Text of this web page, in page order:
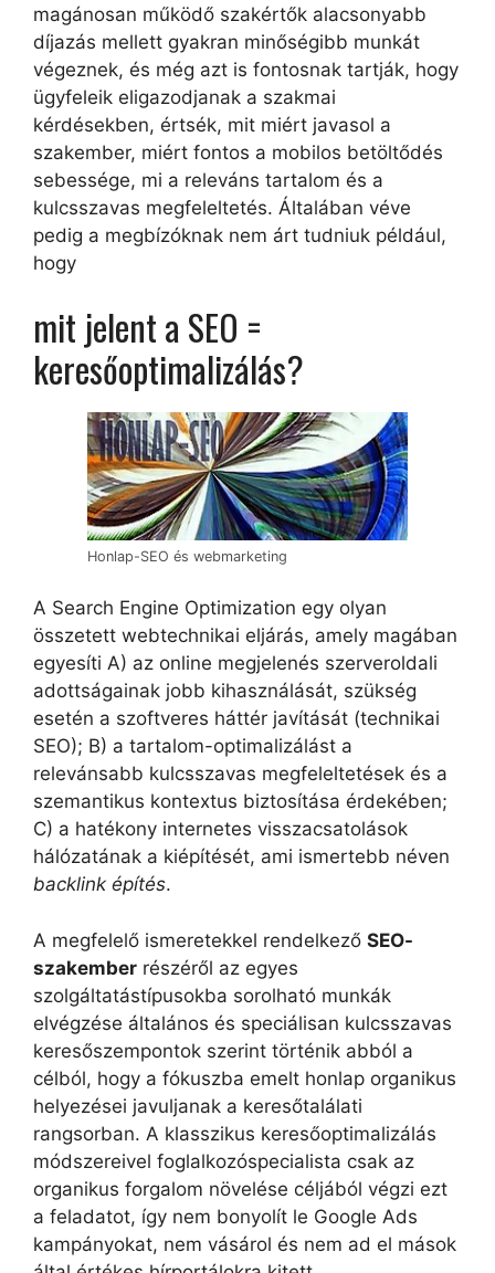
magánosan működő szakértők alacsonyabb
díjazás mellett gyakran minőségibb munkát
végeznek, és még azt is fontosnak tartják, hogy
ügyfeleik eligazodjanak a szakmai
kérdésekben, értsék, mit miért javasol a
szakember, miért fontos a mobilos betöltődés
sebessége, mi a releváns tartalom és a
kulcsszavas megfeleltetés. Általában véve
pedig a megbízóknak nem árt tudniuk például,
hogy
mit jelent a SEO =
keresőoptimalizálás?
Honlap-SEO és webmarketing
A Search Engine Optimization egy olyan
összetett webtechnikai eljárás, amely magában
egyesíti A) az online megjelenés szerveroldali
adottságainak jobb kihasználását, szükség
esetén a szoftveres háttér javítását (technikai
SEO); B) a tartalom-optimalizálást a
relevánsabb kulcsszavas megfeleltetések és a
szemantikus kontextus biztosítása érdekében;
C) a hatékony internetes visszacsatolások
hálózatának a kiépítését, ami ismertebb néven
backlink építés.
A megfelelő ismeretekkel rendelkező SEO-
szakember részéről az egyes
szolgáltatástípusokba sorolható munkák
elvégzése általános és speciálisan kulcsszavas
keresőszempontok szerint történik abból a
célból, hogy a fókuszba emelt honlap organikus
helyezései javuljanak a keresőtalálati
rangsorban. A klasszikus keresőoptimalizálás
módszereivel foglalkozóspecialista csak az
organikus forgalom növelése céljából végzi ezt
a feladatot, így nem bonyolít le Google Ads
kampányokat, nem vásárol és nem ad el mások